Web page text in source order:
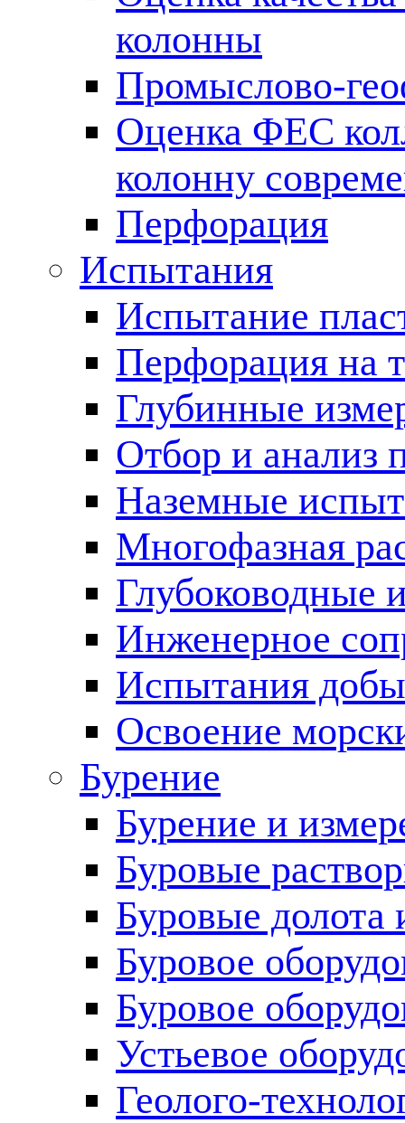
колонны
Промыслово-
Оценка ФЕС
колонну
Перфорация
Испытания
Испытание
Перфорация на
Глубинные
Отбор и анализ
Наземные
Многофазная
Глубоководные
Инженерное
Испытания
Освоение
Бурение
Бурение и
Буровые
Буровые долота
Буровое
Буровое
Устьевое
Геолого-